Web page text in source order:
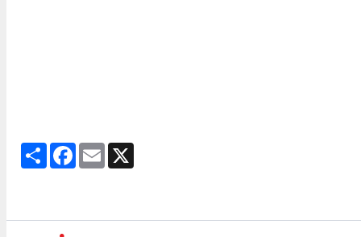
Share Facebook
Email